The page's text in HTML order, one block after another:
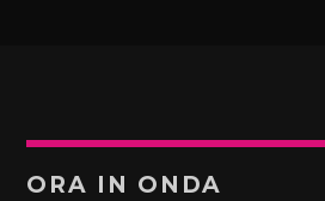
ORA IN ONDA